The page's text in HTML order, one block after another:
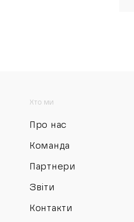
Хто ми
Про нас
Команда
Партнери
Звіти
Контакти